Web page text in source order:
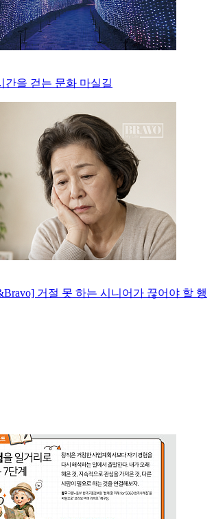
간을 걷는 문화 마실길
거절 못 하는 시니어가 끊어야 할 행